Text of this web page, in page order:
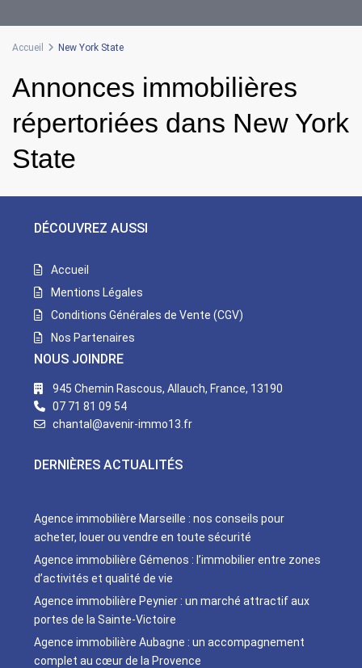
Accueil New York State
Annonces immobilières
répertoriées dans New York
State
DÉCOUVREZ AUSSI
Accueil
Mentions Légales
Conditions Générales de Vente (CGV)
Nos Partenaires
NOUS JOINDRE
945 Chemin Rascous, Allauch, France, 13190
07 71 81 09 54
chantal@avenir-immo13.fr
DERNIÈRES ACTUALITÉS
Agence immobilière Marseille : nos conseils pour
acheter, louer ou vendre en toute sécurité
Agence immobilière Gémenos : l’immobilier entre zones
d’activités et qualité de vie
Agence immobilière Peynier : un marché attractif aux
portes de la Sainte-Victoire
Agence immobilière Aubagne : un accompagnement
complet au cœur de la Provence